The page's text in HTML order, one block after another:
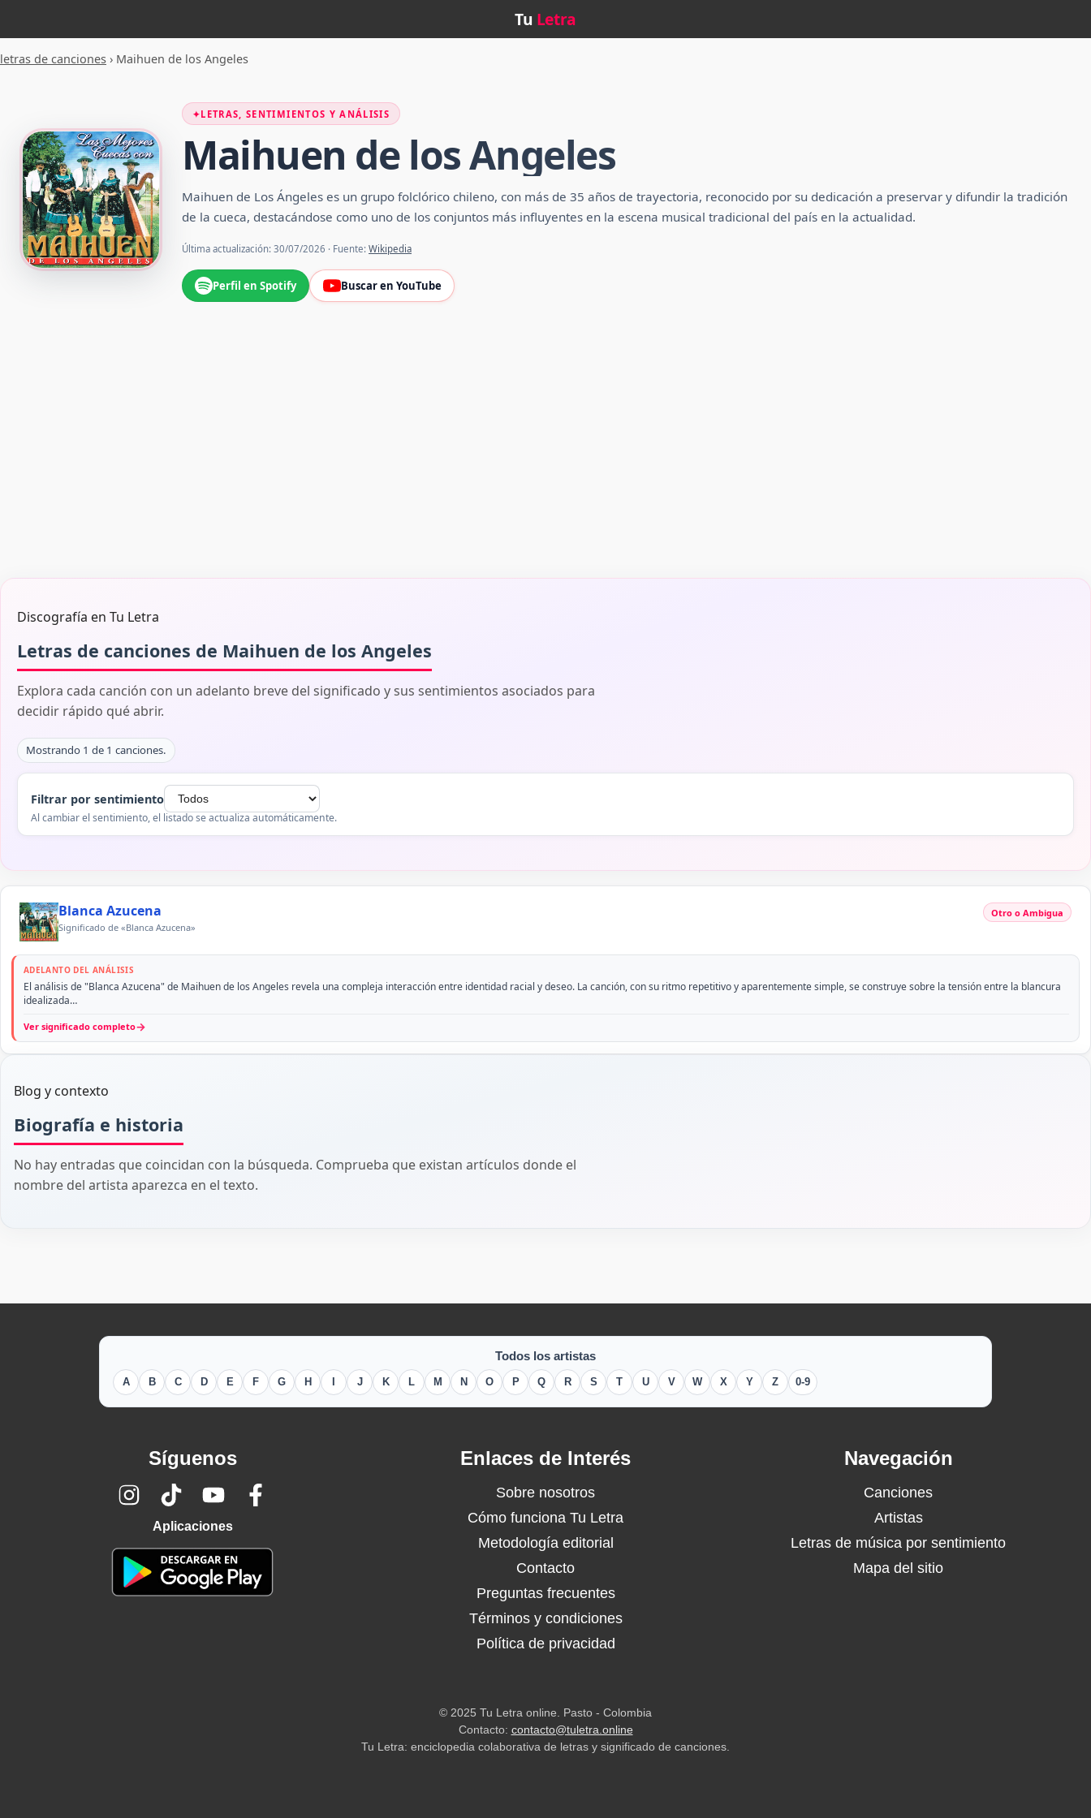
Tu Letra
letras de canciones › Maihuen de los Angeles
✦LETRAS, SENTIMIENTOS Y ANÁLISIS
Maihuen de los Angeles
Maihuen de Los Ángeles es un grupo folclórico chileno, con más de 35 años de trayectoria, reconocido por su dedicación a preservar y difundir la tradición
de la cueca, destacándose como uno de los conjuntos más influyentes en la escena musical tradicional del país en la actualidad.
Última actualización: 30/07/2026 · Fuente: Wikipedia
Perfil en Spotify Buscar en YouTube
Discografía en Tu Letra
Letras de canciones de Maihuen de los Angeles
Explora cada canción con un adelanto breve del significado y sus sentimientos asociados para
decidir rápido qué abrir.
Mostrando 1 de 1 canciones.
Filtrar por sentimiento
Al cambiar el sentimiento, el listado se actualiza automáticamente.
Blanca Azucena
Significado de «Blanca Azucena»
Otro o Ambigua
ADELANTO DEL ANÁLISIS
El análisis de "Blanca Azucena" de Maihuen de los Angeles revela una compleja interacción entre identidad racial y deseo. La canción, con su ritmo repetitivo y aparentemente simple, se construye sobre la tensión entre la blancura
idealizada…
Ver significado completo→
Blog y contexto
Biografía e historia
No hay entradas que coincidan con la búsqueda. Comprueba que existan artículos donde el
nombre del artista aparezca en el texto.
Todos los artistas
A B C D E F G H J K L M N O P Q R S T U V W X Y Z 0-9
Síguenos
Aplicaciones
Enlaces de Interés
Sobre nosotros
Cómo funciona Tu Letra
Metodología editorial
Contacto
Preguntas frecuentes
Términos y condiciones
Política de privacidad
Navegación
Canciones
Artistas
Letras de música por sentimiento
Mapa del sitio
© 2025 Tu Letra online. Pasto - Colombia
Contacto: contacto@tuletra.online
Tu Letra: enciclopedia colaborativa de letras y significado de canciones.